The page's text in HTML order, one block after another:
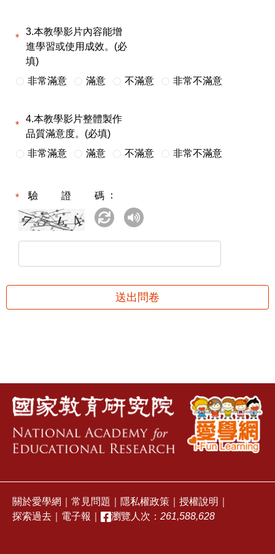
3.本教學影片內容能增
進學習或使用成效。(必
填)
非常滿意
滿意 不滿意 非常不滿意
4.本教學影片整體製作
品質滿意度。(必填)
非常滿意
滿意 不滿意 非常不滿意
驗證碼
送出問卷
關於愛學網 常見問題 隱私權政策 授權說明
探索過去
電子報 瀏覽人次： 261,588,628